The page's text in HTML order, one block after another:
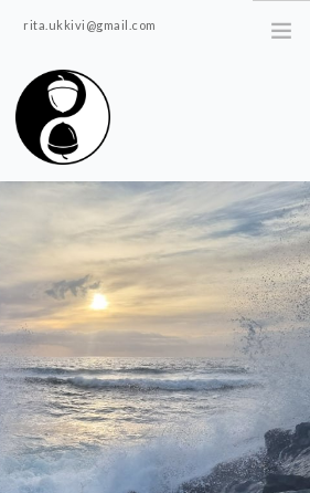
rita.ukkivi@gmail.com
TUNNIPLAAN
JOOGA/PILATES
TERAAPIA
ÜRITUSED
TIIMIDELE
GALERII
KONTAKT